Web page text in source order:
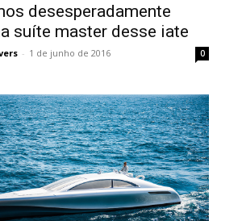
desesperadamente
suíte master desse iate
- 1 de junho de 2016 0